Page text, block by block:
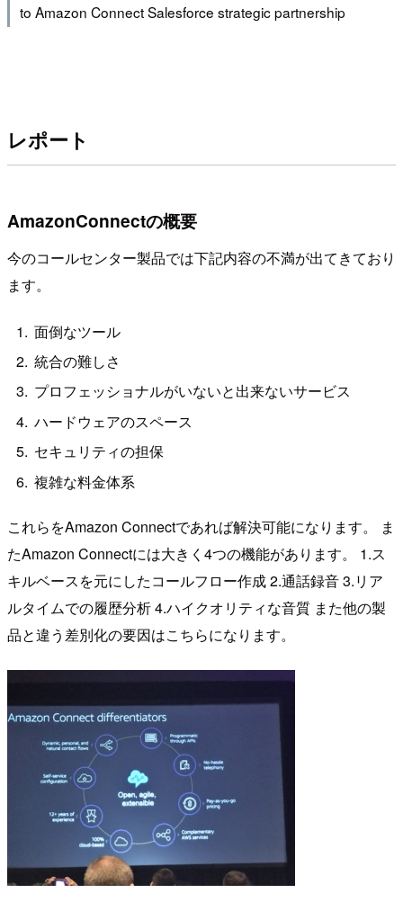
to Amazon Connect Salesforce strategic partnership
レポート
AmazonConnectの概要
今のコールセンター製品では下記内容の不満が出てきており
ます。
面倒なツール
統合の難しさ
プロフェッショナルがいないと出来ないサービス
ハードウェアのスペース
セキュリティの担保
複雑な料金体系
これらをAmazon Connectであれば解決可能になります。 ま
たAmazon Connectには大きく4つの機能があります。 1.ス
キルベースを元にしたコールフロー作成 2.通話録音 3.リア
ルタイムでの履歴分析 4.ハイクオリティな音質 また他の製
品と違う差別化の要因はこちらになります。